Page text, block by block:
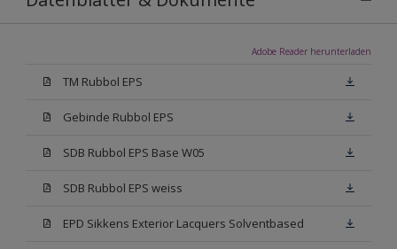
Adobe Reader herunterladen
TM Rubbol EPS
Gebinde Rubbol EPS
SDB Rubbol EPS Base W05
SDB Rubbol EPS weiss
EPD Sikkens Exterior Lacquers Solventbased